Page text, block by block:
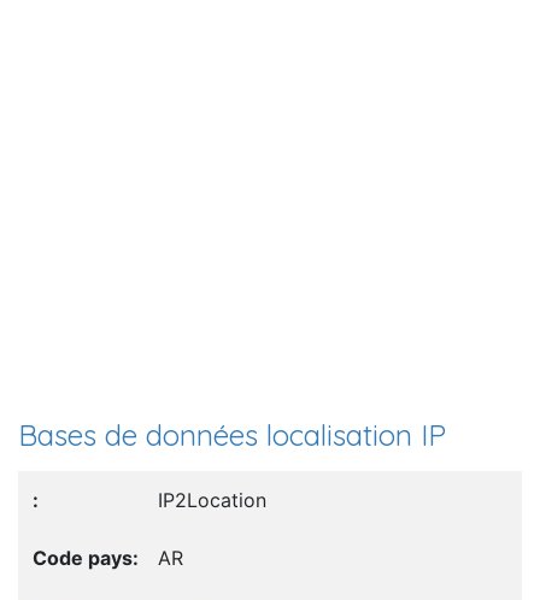
Bases de données localisation IP
IP2Location
AR